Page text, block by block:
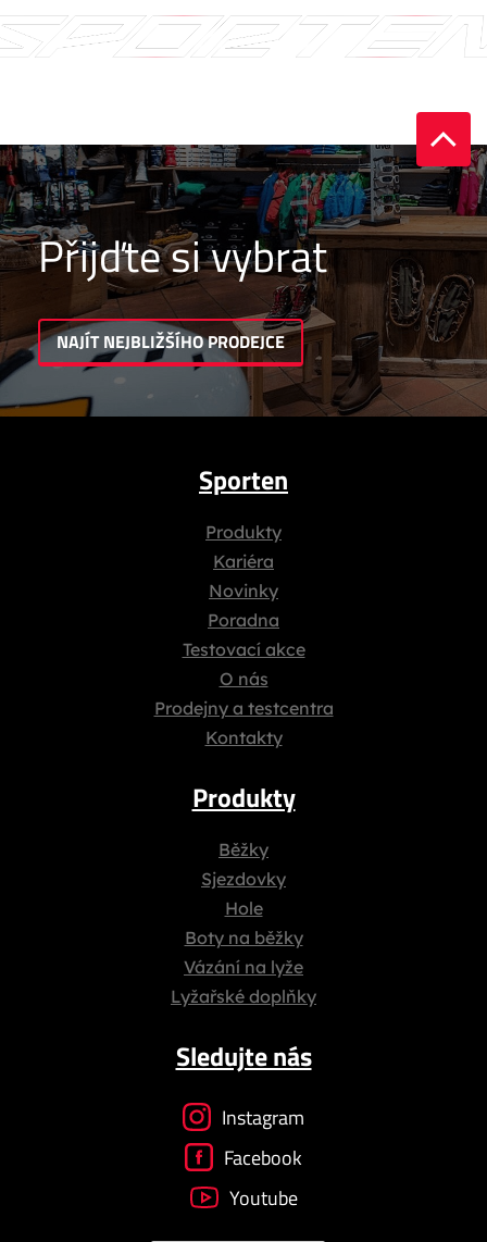
Přijďte si vybrat
NAJÍT NEJBLIŽŠÍHO PRODEJCE
Sporten
Produkty
Kariéra
Novinky
Poradna
Testovací akce
O nás
Prodejny a testcentra
Kontakty
Produkty
Běžky
Sjezdovky
Hole
Boty na běžky
Vázání na lyže
Lyžařské doplňky
Sledujte nás
Instagram
Facebook
Youtube